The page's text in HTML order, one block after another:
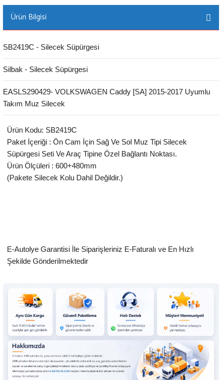
Ürün Bilgisi
SB2419C - Silecek Süpürgesi
Silbak - Silecek Süpürgesi
EASLS290429- VOLKSWAGEN Caddy [SA] 2015-2017 Uyumlu
Takım Muz Silecek
Ürün Kodu: SB2419C
Paket İçeriği : Ön Cam İçin Sağ Ve Sol Muz Tipi Silecek
Süpürgesi Seti Ve Araç Tipine Özel Bağlantı Noktası.
Ürün Ölçüleri : 600+480mm
(Pakete Silecek Kolu Dahil Değildir.)
E-Autolye Garantisi İle Siparişleriniz E-Faturalı ve En Hızlı
Şekilde Gönderilmektedir